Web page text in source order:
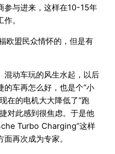
参与进来，这样在10-15年
。
欧盟民众情怀的，但是有
混动车玩的风生水起，以后
车再怎么好，也是个“小
在的电机大大降低了“跑
对此感到很焦虑。于是他
Turbo Charging”这样
再次成为专家。